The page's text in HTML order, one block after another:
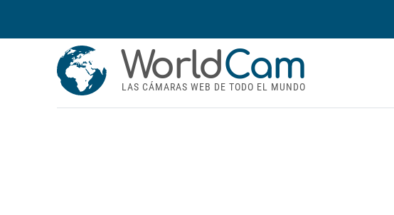
WorldCam
LAS CÁMARAS WEB DE TODO EL MUNDO